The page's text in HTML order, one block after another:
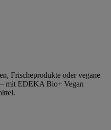
Frischeprodukte oder vegane
mit EDEKA Bio+ Vegan